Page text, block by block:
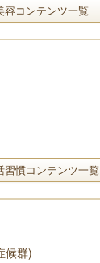
容コンテンツ一覧
習慣コンテンツ一覧
候群)